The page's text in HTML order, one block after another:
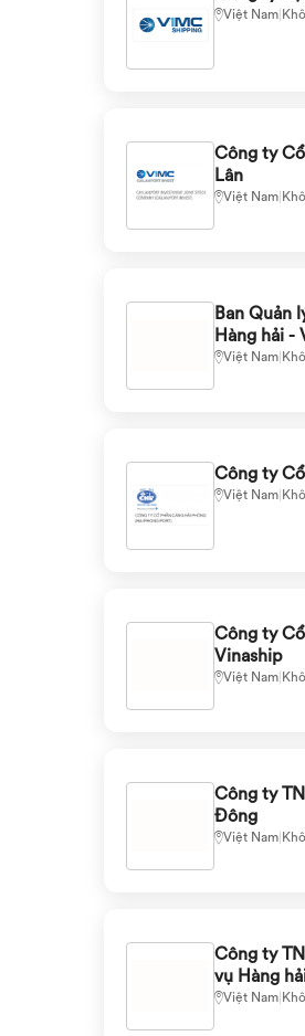
Việt Nam|
Công ty
Lân
Việt Nam|
Ban Quản
Hàng hải -
Việt Nam|
Công ty
Việt Nam|
Công ty
Vinaship
Việt Nam|
Công ty
Đông
Việt Nam|
Công ty
vụ Hàng
Việt Nam|